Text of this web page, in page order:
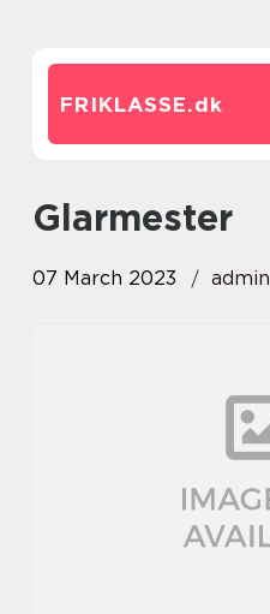
FRIKLASSE.dk
glarmester
07 March 2023 admin